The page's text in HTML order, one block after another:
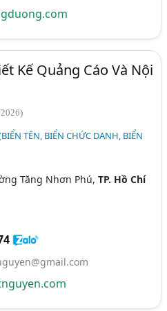
Kế Quảng Cáo Và Nội
TÊN, BIỂN CHỨC DANH, BIỂN
Tăng Nhơn Phú,TP. Hồ Chí